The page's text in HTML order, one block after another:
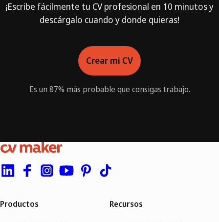
¡Escribe fácilmente tu CV profesional en 10 minutos y
descárgalo cuando y donde quieras!
Crear mi CV
Es un 87% más probable que consigas trabajo.
Productos
Recursos